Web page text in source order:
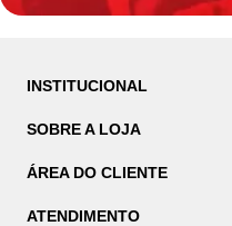
INSTITUCIONAL
SOBRE A LOJA
ÁREA DO CLIENTE
ATENDIMENTO